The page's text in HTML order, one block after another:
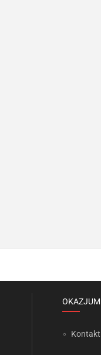
Kontakt